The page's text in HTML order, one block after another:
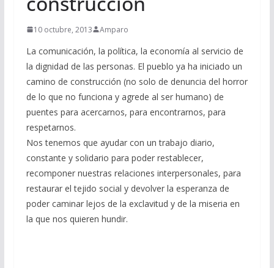
10 octubre, 2013 Amparo
La comunicación, la política, la economía al servicio de
la dignidad de las personas. El pueblo ya ha iniciado un
camino de construcción (no solo de denuncia del horror
de lo que no funciona y agrede al ser humano) de
puentes para acercarnos, para encontrarnos, para
respetarnos.
Nos tenemos que ayudar con un trabajo diario,
constante y solidario para poder restablecer,
recomponer nuestras relaciones interpersonales, para
restaurar el tejido social y devolver la esperanza de
poder caminar lejos de la exclavitud y de la miseria en
la que nos quieren hundir.